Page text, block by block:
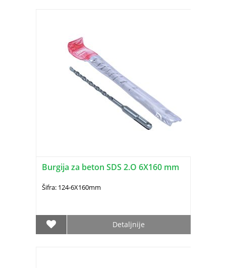
Burgija za beton SDS 2.O 6X160 mm
Šifra: 124-6X160mm
Detaljnije